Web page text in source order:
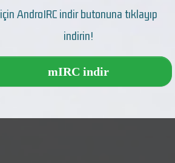
için AndroIRC indir butonuna tıklayıp
indirin!
mIRC indir